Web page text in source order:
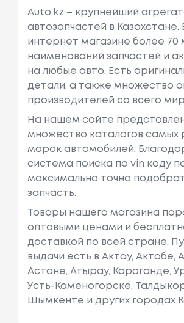
Auto.kz – крупнейший
автозапчастей в
интернет магазине более 70
наименований запчастей и
на любые авто. Есть
детали, а также множество
производителей со всего
На нашем сайте
множество каталогов самых
марок автомобилей.
система поиска по vin коду
максимально точно
запчасть.
Товары нашего магазина
оптовыми ценами и
доставкой по всей стране.
выдачи есть в Актау, Актобе,
Астане, Атырау, Караганде,
Усть-Каменогорске,
Шымкенте и других городах